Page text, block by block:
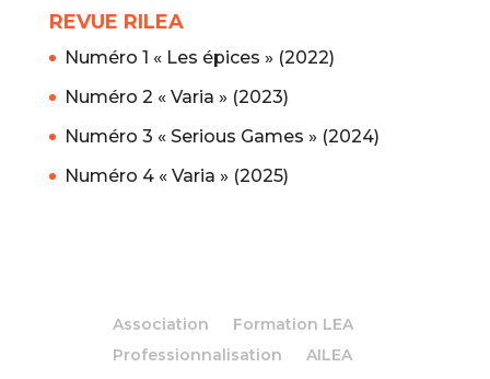
REVUE RILEA
Numéro 1 « Les épices » (2022)
Numéro 2 « Varia » (2023)
Numéro 3 « Serious Games » (2024)
Numéro 4 « Varia » (2025)
Association
Formation LEA
Professionnalisation
AILEA